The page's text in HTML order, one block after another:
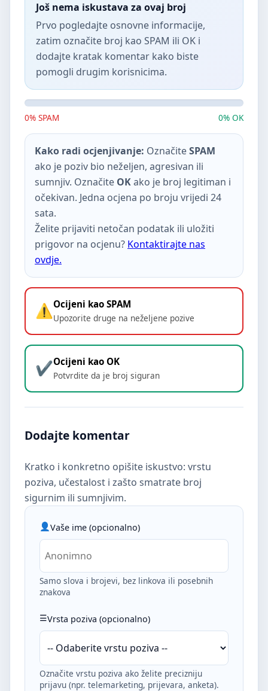
Još nema iskustava za ovaj broj
Prvo pogledajte osnovne informacije,
zatim označite broj kao SPAM ili OK i
dodajte kratak komentar kako biste
pomogli drugim korisnicima.
0% SPAM 0% OK
Kako radi ocjenjivanje: OznačiteSPAM
ako je poziv bio neželjen, agresivan ili
sumnjiv. Označite OKako je broj legitiman i
očekivan. Jedna ocjena po broju vrijedi 24
sata.
Želite prijaviti netočan podatak ili uložiti
prigovor na ocjenu? Kontaktirajte nas
ovdje.
Ocijeni kao SPAM
Upozorite druge na neželjene pozive
Ocijeni kao OK
Potvrdite da je broj siguran
Dodajte komentar
Kratko i konkretno opišite iskustvo: vrstu
poziva, učestalost i zašto smatrate broj
sigurnim ili sumnjivim.
Vaše ime (opcionalno)
Samo slova i brojevi, bez linkova ili posebnih
znakova
Vrsta poziva (opcionalno)
Označite vrstu poziva ako želite precizniju
prijavu (npr. telemarketing, prijevara, anketa).